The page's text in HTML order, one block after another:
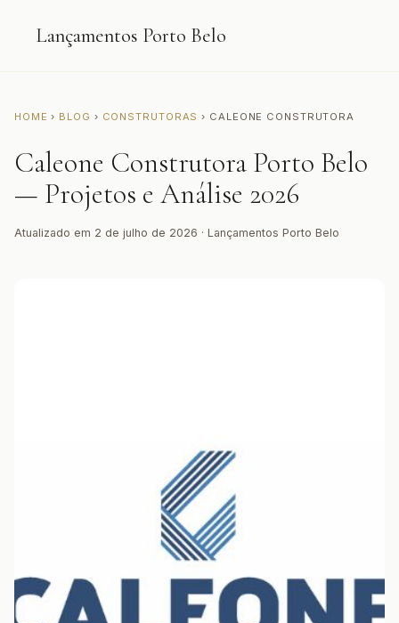
Lançamentos Porto Belo
HOME › BLOG › CONSTRUTORAS › CALEONE CONSTRUTORA
Caleone Construtora Porto Belo
— Projetos e Análise 2026
Atualizado em 2 de julho de 2026 · Lançamentos Porto Belo